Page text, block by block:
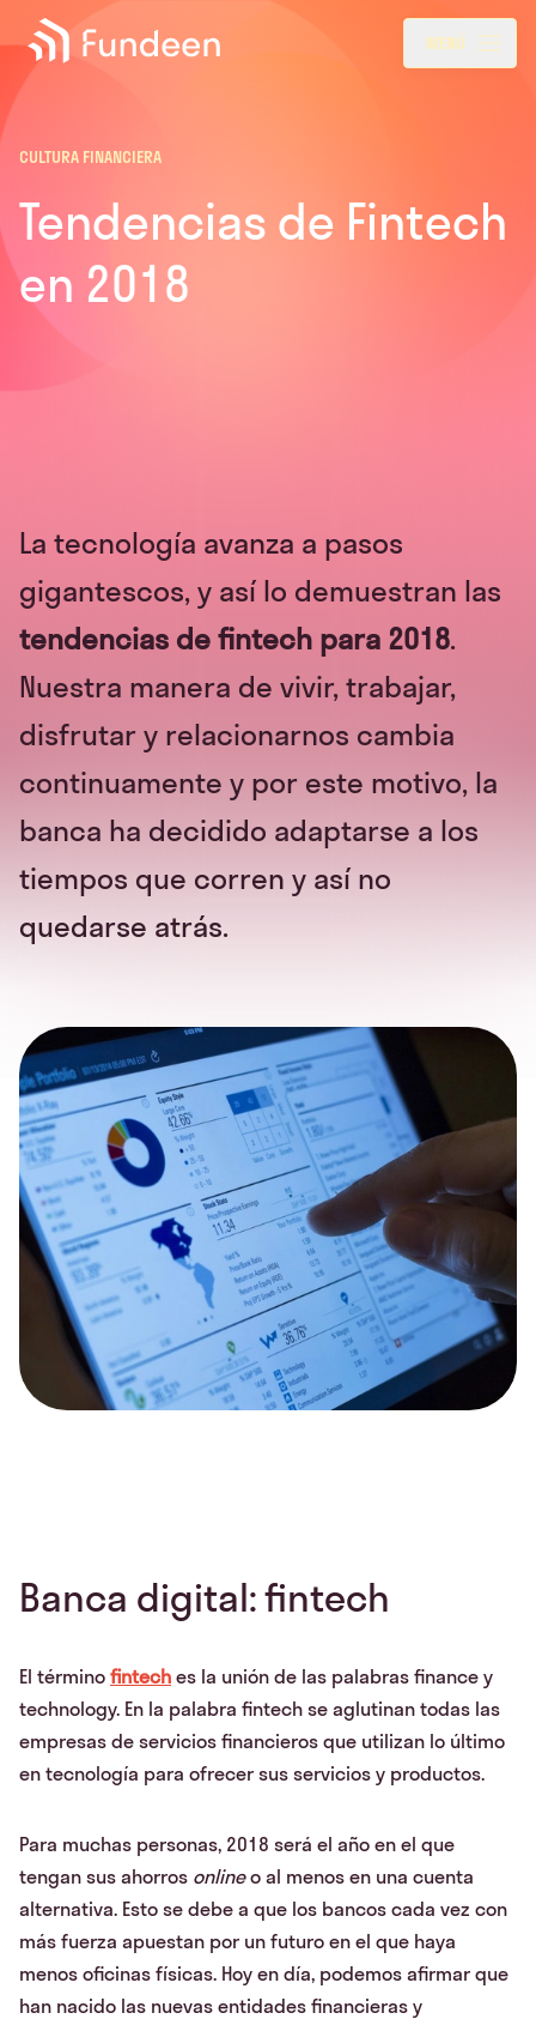
Fundeen Menu
MENÚ
CULTURA FINANCIERA
Tendencias de Fintech
en 2018
La tecnología avanza a pasos
gigantescos, y así lo demuestran las
tendencias de fintech para 2018.
Nuestra manera de vivir, trabajar,
disfrutar y relacionarnos cambia
continuamente y por este motivo, la
banca ha decidido adaptarse a los
tiempos que corren y así no
quedarse atrás.
Banca digital: fintech
El término fintech es la unión de las palabras finance y
technology. En la palabra fintech se aglutinan todas las
empresas de servicios financieros que utilizan lo último
en tecnología para ofrecer sus servicios y productos.
Para muchas personas, 2018 será el año en el que
tengan sus ahorros onlineo al menos en una cuenta
alternativa. Esto se debe a que los bancos cada vez con
más fuerza apuestan por un futuro en el que haya
menos oficinas físicas. Hoy en día, podemos afirmar que
han nacido las nuevas entidades financieras y